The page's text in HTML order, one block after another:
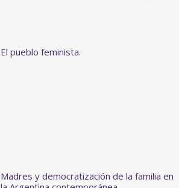
El pueblo feminista.
Madres y democratización de la familia en